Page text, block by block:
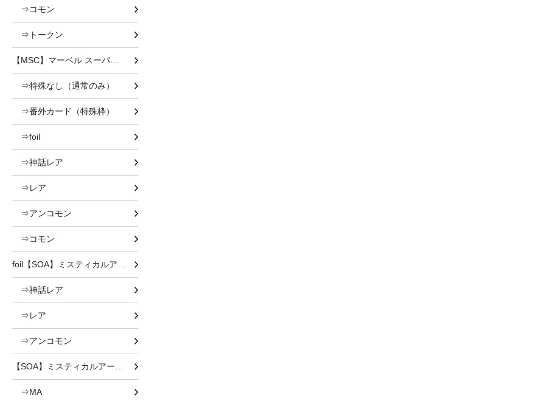
⇒コモン
⇒トークン
⇒特殊なし（通常のみ）
⇒番外カード（特殊枠）
⇒foil
⇒神話レア
⇒レア
⇒アンコモン
⇒コモン
⇒神話レア
⇒レア
⇒アンコモン
⇒MA